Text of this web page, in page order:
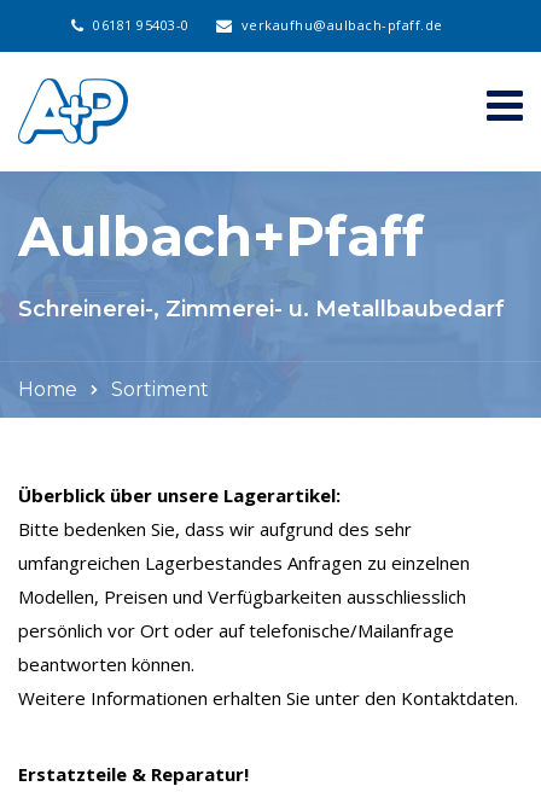
06181 95403-0 verkaufhu@aulbach-pfaff.de
Aulbach+Pfaff
Schreinerei-, Zimmerei- u. Metallbaubedarf
Home Sortiment
Überblick über unsere Lagerartikel:
Bitte bedenken Sie, dass wir aufgrund des sehr
umfangreichen Lagerbestandes Anfragen zu einzelnen
Modellen, Preisen und Verfügbarkeiten ausschliesslich
persönlich vor Ort oder auf telefonische/Mailanfrage
beantworten können.
Weitere Informationen erhalten Sie unter den Kontaktdaten.
Erstatzteile & Reparatur!